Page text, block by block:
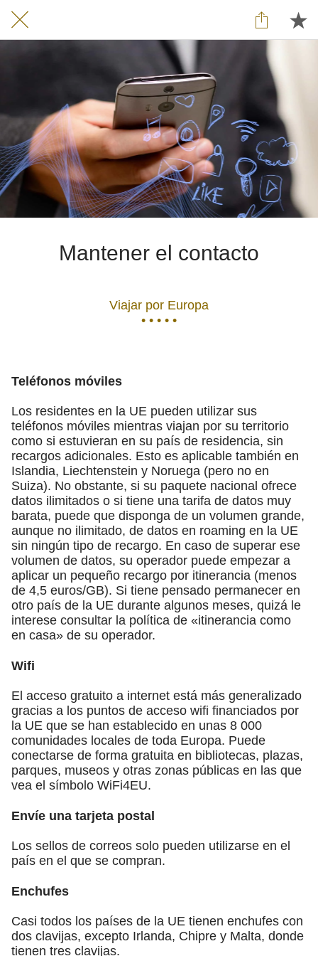
Mantener el contacto
Viajar por Europa
• • • • •
Teléfonos móviles
Los residentes en la UE pueden utilizar sus
teléfonos móviles mientras viajan por su territorio
como si estuvieran en su país de residencia, sin
recargos adicionales. Esto es aplicable también en
Islandia, Liechtenstein y Noruega (pero no en
Suiza). No obstante, si su paquete nacional ofrece
datos ilimitados o si tiene una tarifa de datos muy
barata, puede que disponga de un volumen grande,
aunque no ilimitado, de datos en roaming en la UE
sin ningún tipo de recargo. En caso de superar ese
volumen de datos, su operador puede empezar a
aplicar un pequeño recargo por itinerancia (menos
de 4,5 euros/GB). Si tiene pensado permanecer en
otro país de la UE durante algunos meses, quizá le
interese consultar la política de «itinerancia como
en casa» de su operador.
Wifi
El acceso gratuito a internet está más generalizado
gracias a los puntos de acceso wifi financiados por
la UE que se han establecido en unas 8 000
comunidades locales de toda Europa. Puede
conectarse de forma gratuita en bibliotecas, plazas,
parques, museos y otras zonas públicas en las que
vea el símbolo WiFi4EU.
Envíe una tarjeta postal
Los sellos de correos solo pueden utilizarse en el
país en el que se compran.
Enchufes
Casi todos los países de la UE tienen enchufes con
dos clavijas, excepto Irlanda, Chipre y Malta, donde
tienen tres clavijas.